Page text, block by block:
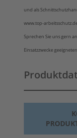
und als
www.top-
Sprechen Sie uns gern
Einsatzzwecke